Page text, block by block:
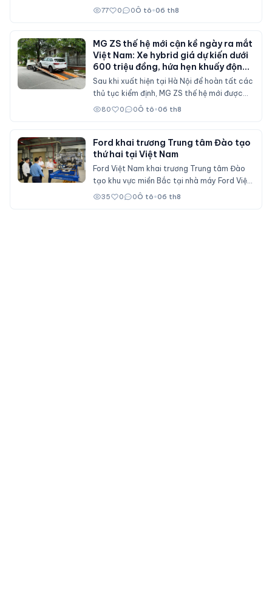
doanh số tại thị trường nội địa, nơi sức mua
77 0 0Ô tô•06 th8
MG ZS thế hệ mới cận kề ngày ra mắt
Việt Nam: Xe hybrid giá dự kiến dưới
600 triệu đồng, hứa hẹn khuấy động
phân khúc SUV cỡ B
Sau khi xuất hiện tại Hà Nội để hoàn tất các
thủ tục kiểm định, MG ZS thế hệ mới được
cho là sẽ sớm mở bán tại Việt Nam với nhiều
trực tiếp Mitsubishi Xforce, Kia Seltos và
Honda HR-V.
80 0 0Ô tô•06 th8
Ford khai trương Trung tâm Đào tạo
thứ hai tại Việt Nam
Ford Việt Nam khai trương Trung tâm Đào
tạo khu vực miền Bắc tại nhà máy Ford Việt
Nam (Hải Phòng), đóng vai trò đào tạo cho
35 0 0Ô tô•06 th8